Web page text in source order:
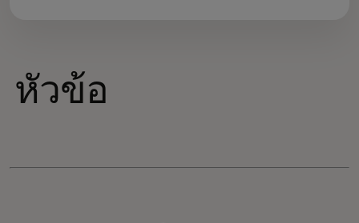
หัวข้อ